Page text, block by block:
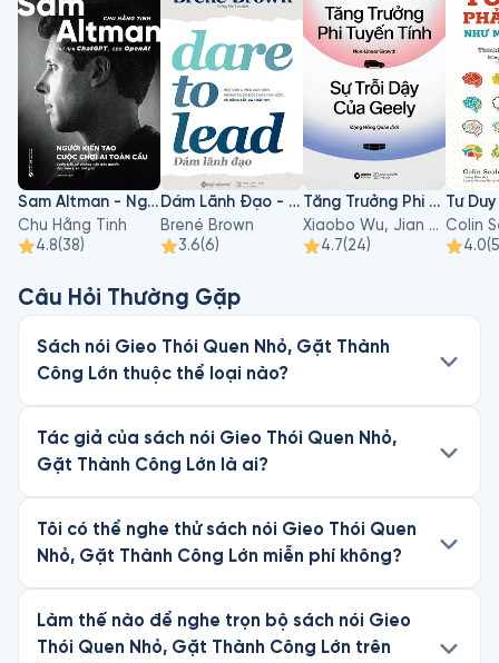
Sam Altman - Người Kiến Tạo Cuộc Chơi AI Toàn Cầu
Chu Hằng Tinh
4.8(38)
Dám Lãnh Đạo - Dare To Lead
Brené Brown
3.6(6)
Tăng Trưởng Phi Tuyến Tính - Sự Trỗi Dậy Của Geely
Xiaobo Wu, Jian Du, Sihan Li
4.7(24)
Colin
4.0(
Câu Hỏi Thường Gặp
Sách nói Gieo Thói Quen Nhỏ, Gặt Thành
Công Lớn thuộc thể loại nào?
Tác giả của sách nói Gieo Thói Quen Nhỏ,
Gặt Thành Công Lớn là ai?
Tôi có thể nghe thử sách nói Gieo Thói Quen
Nhỏ, Gặt Thành Công Lớn miễn phí không?
Làm thế nào để nghe trọn bộ sách nói Gieo
Thói Quen Nhỏ, Gặt Thành Công Lớn trên